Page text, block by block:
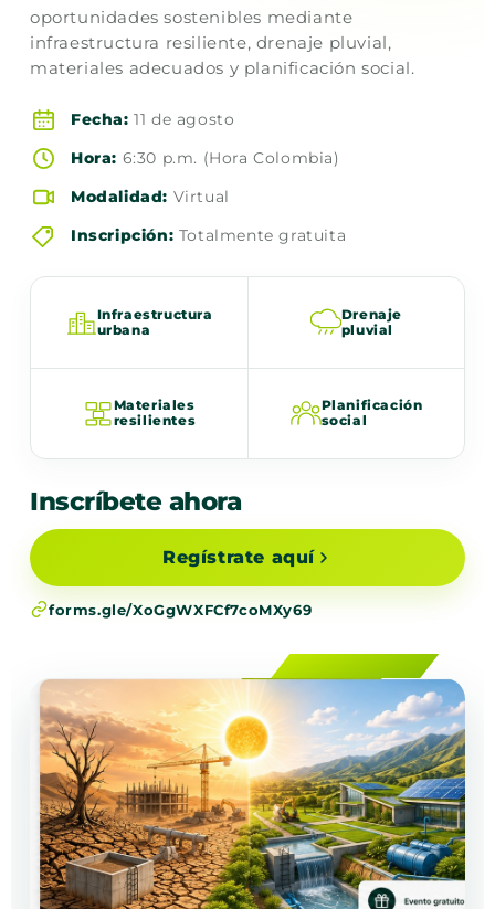
oportunidades sostenibles mediante
infraestructura resiliente, drenaje pluvial,
materiales adecuados y planificación social.
Fecha: 11 de agosto
Hora: 6:30 p.m. (Hora Colombia)
Modalidad: Virtual
Inscripción: Totalmente gratuita
Infraestructura
urbana
Drenaje
pluvial
Materiales
resilientes
Planificación
social
Inscríbete ahora
Regístrate aquí
forms.gle/XoGgWXFCf7coMXy69